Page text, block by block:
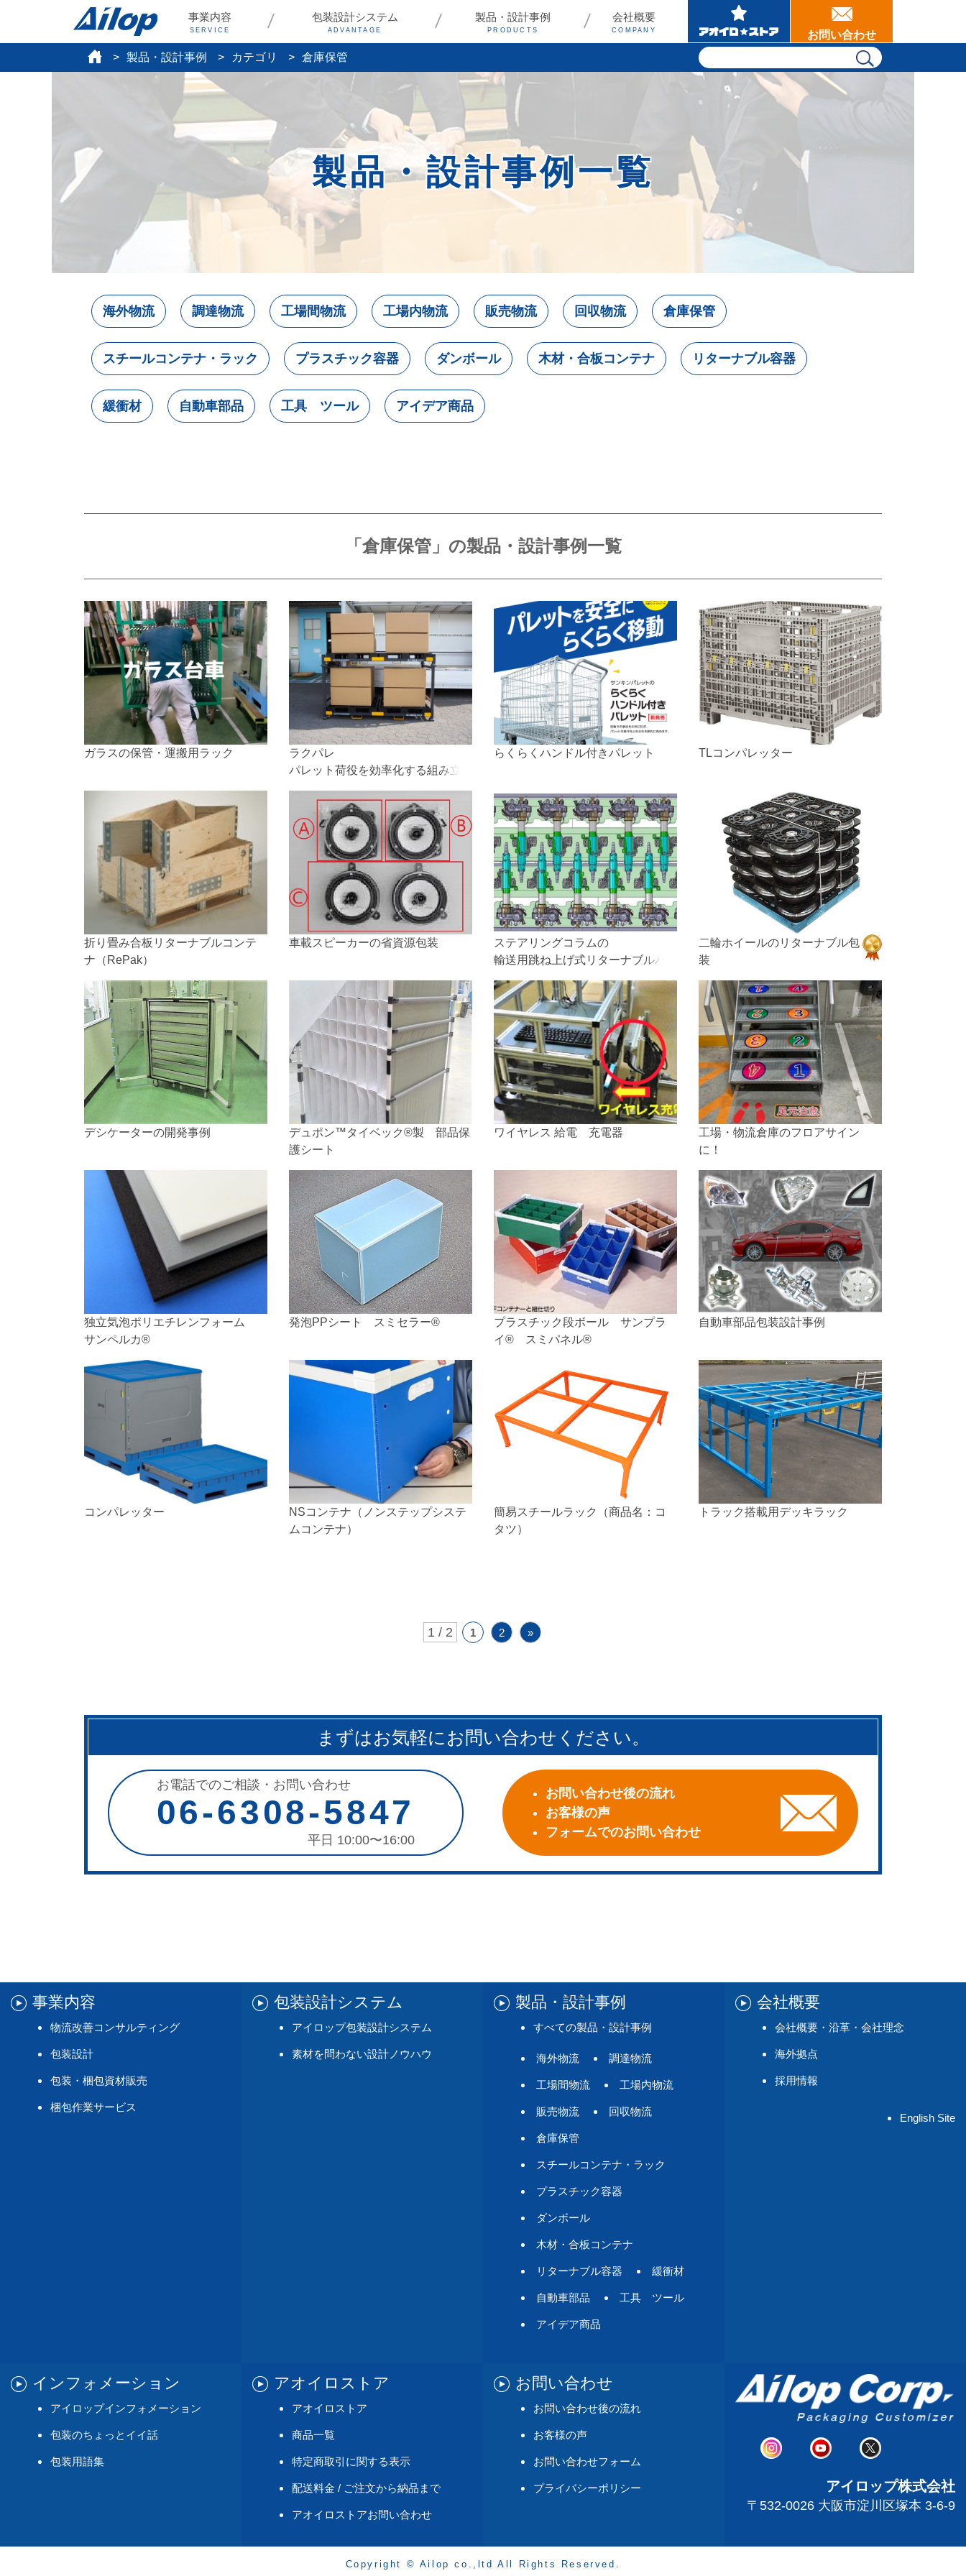
事業内容
SERVICE
包装設計システム
ADVANTAGE
製品・設計事例
PRODUCTS
会社概要
COMPANY
お問い合わせ
製品・設計事例
カテゴリ 倉庫保管
製品・設計事例一覧
海外物流 調達物流 工場間物流 工場内物流 販売物流 回収物流 倉庫保管
スチールコンテナ・ラック プラスチック容器 ダンボール 木材・合板コンテナ リターナブル容器
緩衝材 自動車部品 工具 ツール アイデア商品
「倉庫保管」の製品・設計事例一覧
ガラスの保管・運搬用ラック
ラクパレ
パレット荷役を効率化する組み立
らくらくハンドル付きパレット TLコンパレッター
折り畳み合板リターナブルコンテ
ナ（RePak）
車載スピーカーの省資源包装
ステアリングコラムの
輸送用跳ね上げ式リターナブルパ
二輪ホイールのリターナブル包
装
デシケーターの開発事例
デュポン™タイベック®製 部品保
護シート
ワイヤレス 給電 充電器
工場・物流倉庫のフロアサイン
に！
独立気泡ポリエチレンフォーム
サンペルカ®
発泡PPシート スミセラー®
プラスチック段ボール サンプラ
イ® スミパネル®
自動車部品包装設計事例
コンパレッター
NSコンテナ（ノンステップシステ
ムコンテナ）
簡易スチールラック（商品名：コ
タツ）
トラック搭載用デッキラック
1 / 2 1 2 »
まずはお気軽にお問い合わせください。
お電話でのご相談・お問い合わせ
06-6308-5847
平日 10:00〜16:00
お問い合わせ後の流れ
お客様の声
フォームでのお問い合わせ
事業内容
物流改善コンサルティング
包装設計
包装・梱包資材販売
梱包作業サービス
包装設計システム
アイロップ包装設計システム
素材を問わない設計ノウハウ
製品・設計事例
すべての製品・設計事例
海外物流 調達物流
工場間物流 工場内物流
販売物流 回収物流
倉庫保管
スチールコンテナ・ラック
プラスチック容器
ダンボール
木材・合板コンテナ
リターナブル容器 緩衝材
自動車部品 工具 ツール
アイデア商品
会社概要
会社概要・沿革・会社理念
海外拠点
採用情報
English Site
インフォメーション
アイロップインフォメーション
包装のちょっとイイ話
包装用語集
アオイロストア
アオイロストア
商品一覧
特定商取引に関する表示
配送料金 / ご注文から納品まで
アオイロストアお問い合わせ
お問い合わせ
お問い合わせ後の流れ
お客様の声
お問い合わせフォーム
プライバシーポリシー アイロップ株式会社
〒532-0026 大阪市淀川区塚本 3-6-9
Copyright © Ailop co.,ltd All Rights Reserved.